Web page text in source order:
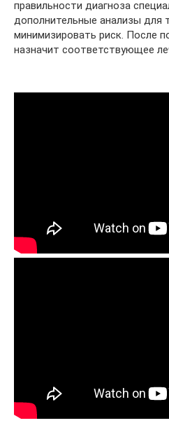
правильности диагноза
дополнительные анализы для
минимизировать риск. После
назначит соответствующее